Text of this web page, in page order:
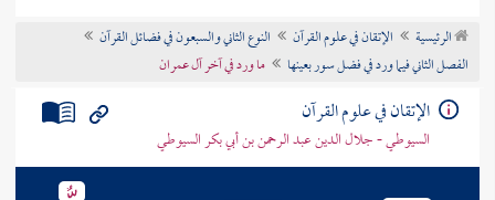
تراجم الأعلام
الرئيسية الإتقان في علوم القرآن
النوع الثاني والسبعون في فضائل القرآن
الفصل الثاني فيما ورد في فضل سور بعينها
ما ورد في آخر آل عمران
الإتقان في علوم القرآن
السيوطي - جلال الدين عبد الرحمن بن أبي بكر السيوطي